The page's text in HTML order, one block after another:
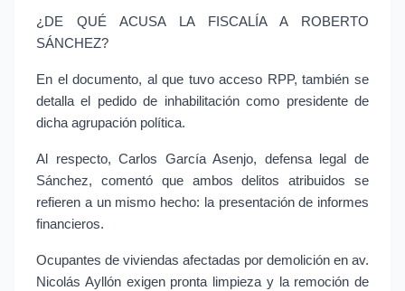
¿DE QUÉ ACUSA LA FISCALÍA A ROBERTO
SÁNCHEZ?
En el documento, al que tuvo acceso RPP, también se
detalla el pedido de inhabilitación como presidente de
dicha agrupación política.
Al respecto, Carlos García Asenjo, defensa legal de
Sánchez, comentó que ambos delitos atribuidos se
refieren a un mismo hecho: la presentación de informes
financieros.
Ocupantes de viviendas afectadas por demolición en av.
Nicolás Ayllón exigen pronta limpieza y la remoción de